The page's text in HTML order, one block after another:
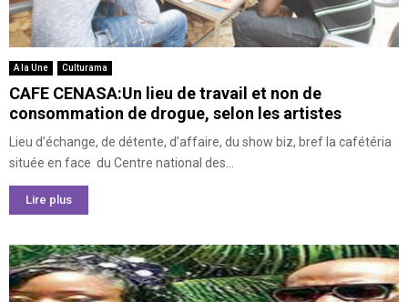
A la Une Culturama
CAFE CENASA:Un lieu de travail et non de
consommation de drogue, selon les artistes
Lieu d’échange, de détente, d’affaire, du show biz, bref la cafétéria
située en face du Centre national des...
Lire plus